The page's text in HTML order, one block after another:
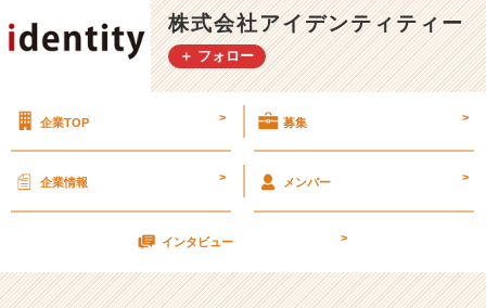
の
を！！
【株
ア
ン
テ
株式会社アイデンティティー
＋ フォロー
企業TOP > 募集 >
企業情報 > メンバー >
インタビュー >